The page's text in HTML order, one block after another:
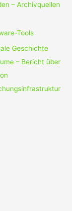
– Archivquellen
Tools
Geschichte
– Bericht über